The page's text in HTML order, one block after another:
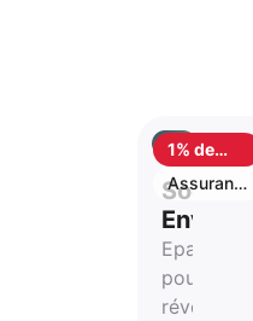
1% de
cashback
Assurance
vie
Social &
Epargnez
pour la
révolution